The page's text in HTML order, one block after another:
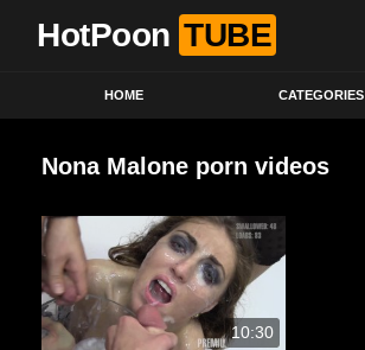
HotPoon TUBE
HOME CATEGORIES
Nona Malone porn videos
10:30